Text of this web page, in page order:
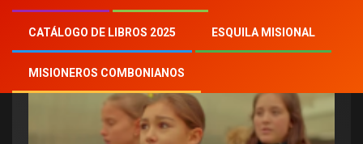
CATÁLOGO DE LIBROS 2025 ESQUILA MISIONAL
MISIONEROS COMBONIANOS
DOMINF